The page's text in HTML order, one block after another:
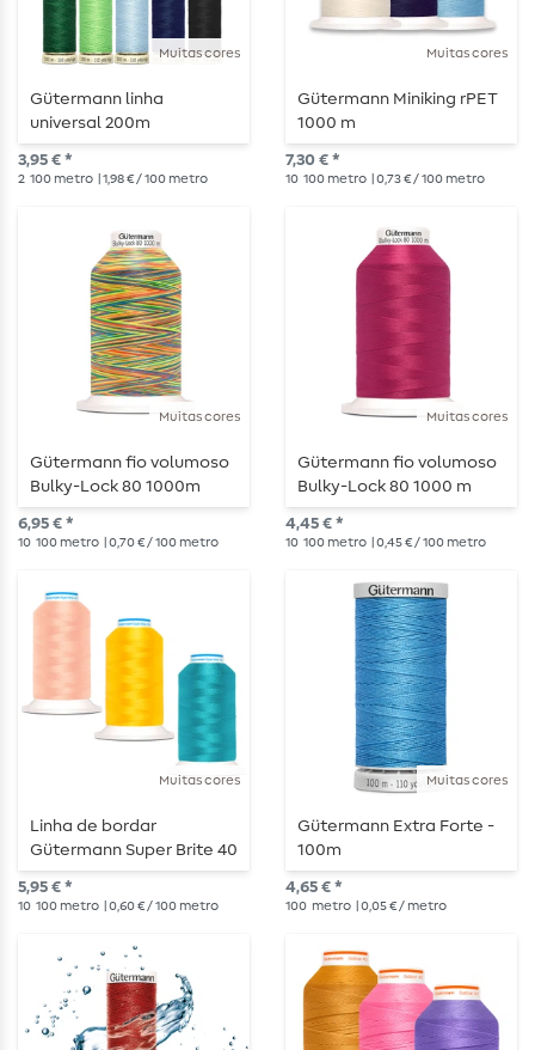
Muitas cores
Gütermann linha
universal 200m
3,95 € *
2 100 metro | 1,98 € / 100 metro
Muitas cores
Gütermann Miniking rPET
1000 m
7,30 € *
10 100 metro | 0,73 € / 100 metro
Muitas cores
Gütermann fio volumoso
Bulky-Lock 80 1000m
multicolorido
6,95 € *
10 100 metro | 0,70 € / 100 metro
Muitas cores
Gütermann fio volumoso
Bulky-Lock 80 1000 m
4,45 € *
10 100 metro | 0,45 € / 100 metro
Muitas cores
Linha de bordar
Gütermann Super Brite 40
- 1000 m
5,95 € *
10 100 metro | 0,60 € / 100 metro
Muitas cores
Gütermann Extra Forte -
100m
4,65 € *
100 metro | 0,05 € / metro